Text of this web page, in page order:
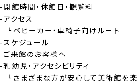
-開館時間・休館日・観覧料
-アクセス
˪ベビーカー・車椅子向けルート
-スケジュール
-ご来館のお客様へ
-乳幼児・アクセシビリティ
˪さまざまな方が安心して美術館を楽